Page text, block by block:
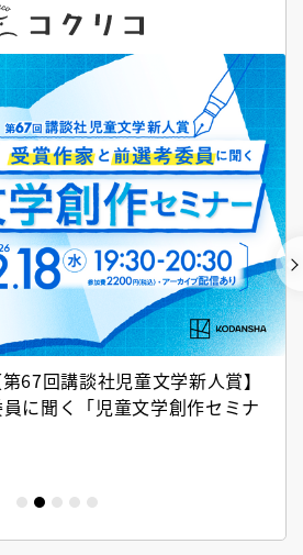
67回講談社児童文学新人賞】
に聞く「児童文学創作セミナ